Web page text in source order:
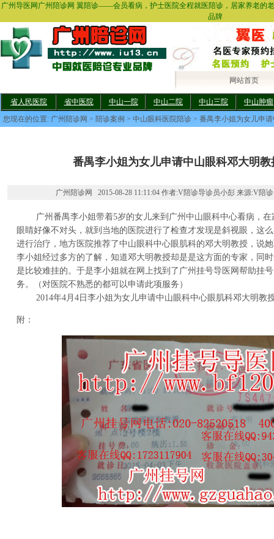
广州导医网广州陪诊网 翼陪诊——会员看病，护士医院全程就医陪诊，居家养老的
品牌
网站首页
省人民医院 省中医院 中山一院 中山二院 中山三院
中山肿瘤
您现在的位置: 广州陪诊网 > 陪诊案例 > 中山眼科医院陪诊 > 番禺李小姐为女儿申
番禺李小姐为女儿申请中山眼科邓大明教
广州陪诊网 2015-08-28 11:11:04 作者:V陪诊导诊员小彭 来源:V陪
广州番禺李小姐带着5岁的女儿来到广州中山眼科中心看病，在
眼睛好像不对头，就到当地的医院进行了检查才发现是斜视眼，这
进行治疗，地方医院推荐了中山眼科中心眼肌科的邓大明教授，说
李小姐经过多方的了解，知道邓大明教授却是是这方面的专家，同
是比较难挂的。于是李小姐就在网上找到了广州挂号导医网帮助挂
务。（对医院不熟悉的都可以申请此项服务）
2014年4月4日李小姐为女儿申请中山眼科中心眼肌科邓大明教
附：